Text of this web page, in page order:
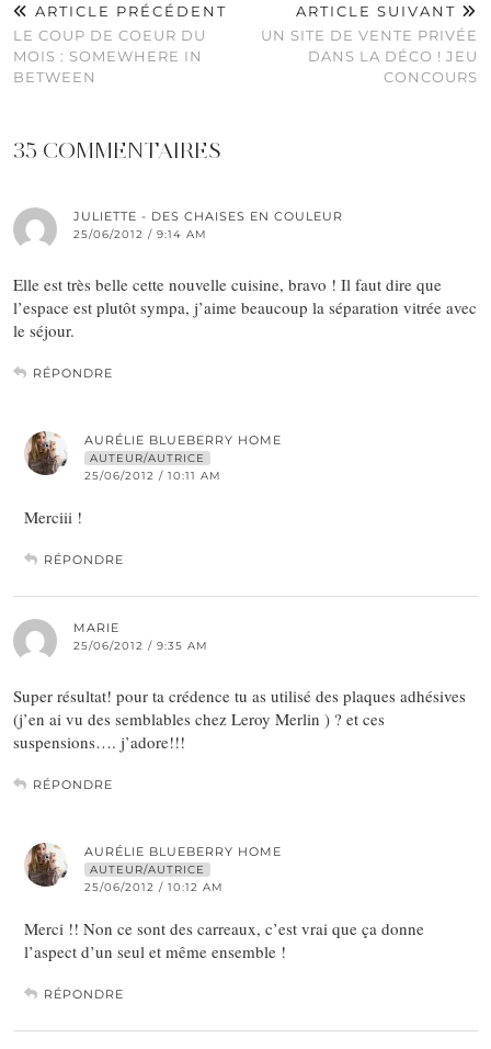
ARTICLE PRÉCÉDENT
LE COUP DE COEUR DU
MOIS : SOMEWHERE IN
BETWEEN
ARTICLE SUIVANT
UN SITE DE VENTE PRIVÉE
DANS LA DÉCO ! JEU
CONCOURS
35 COMMENTAIRES
JULIETTE - DES CHAISES EN COULEUR
25/06/2012 / 9:14 AM
Elle est très belle cette nouvelle cuisine, bravo ! Il faut dire que
l’espace est plutôt sympa, j’aime beaucoup la séparation vitrée avec
le séjour.
RÉPONDRE
AURÉLIE BLUEBERRY HOME
AUTEUR/AUTRICE
25/06/2012 / 10:11 AM
Merciii !
RÉPONDRE
MARIE
25/06/2012 / 9:35 AM
Super résultat! pour ta crédence tu as utilisé des plaques adhésives
(j’en ai vu des semblables chez Leroy Merlin ) ? et ces
suspensions…. j’adore!!!
RÉPONDRE
AURÉLIE BLUEBERRY HOME
AUTEUR/AUTRICE
25/06/2012 / 10:12 AM
Merci !! Non ce sont des carreaux, c’est vrai que ça donne
l’aspect d’un seul et même ensemble !
RÉPONDRE